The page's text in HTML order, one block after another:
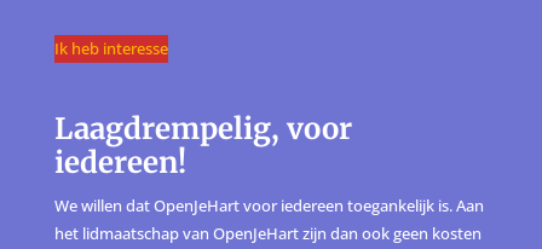
Ik heb interesse
Laagdrempelig, voor
iedereen!
We willen dat OpenJeHart voor iedereen toegankelijk is. Aan
het lidmaatschap van OpenJeHart zijn dan ook geen kosten